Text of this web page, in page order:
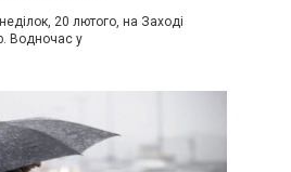
20 лютого, на Заході
Водночас у